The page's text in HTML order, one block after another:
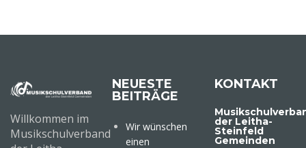
Willkommen im
Musikschulverband
NEUESTE
BEITRÄGE
Wir wünschen
einen
KONTAKT
der Leitha-
Steinfeld
Gemeinden